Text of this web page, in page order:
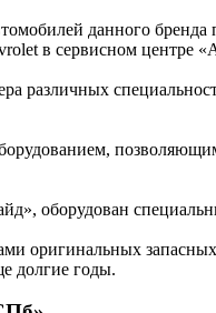
данного
в сервисном центре
различных
оборудован
оригинальных
долгие годы.